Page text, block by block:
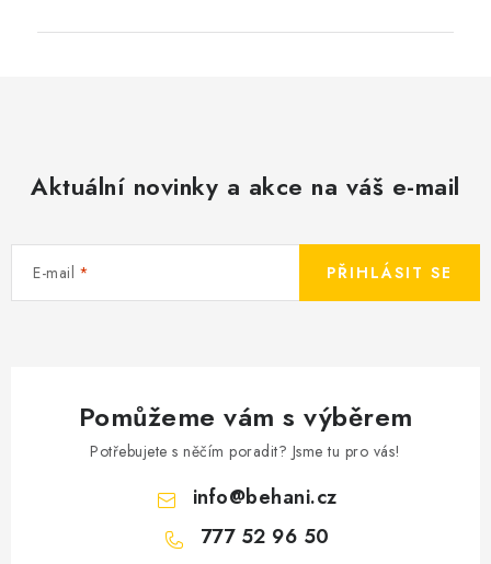
Aktuální novinky a akce na váš e-mail
E-mail PŘIHLÁSIT SE
Pomůžeme vám s výběrem
Potřebujete s něčím poradit? Jsme tu pro vás!
info@behani.cz
777 52 96 50